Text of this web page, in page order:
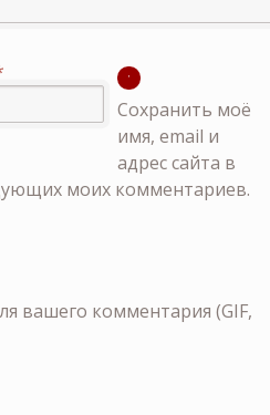
Сохранить моё
имя, email и
адрес сайта в
моих комментариев.
вашего комментария (GIF,